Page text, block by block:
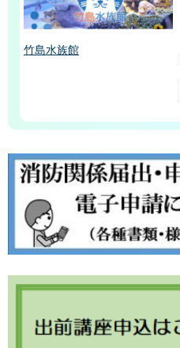
竹島水族館